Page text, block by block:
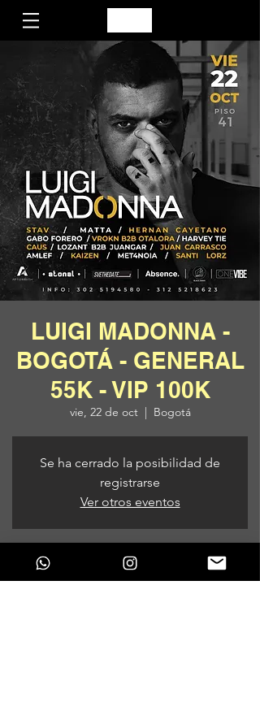
LUIGI MADONNA -
BOGOTÁ - GENERAL
55K - VIP 100K
vie, 22 de oct
  |
Bogotá
Se ha cerrado la posibilidad de
registrarse
Ver otros eventos
Horario y ubicación